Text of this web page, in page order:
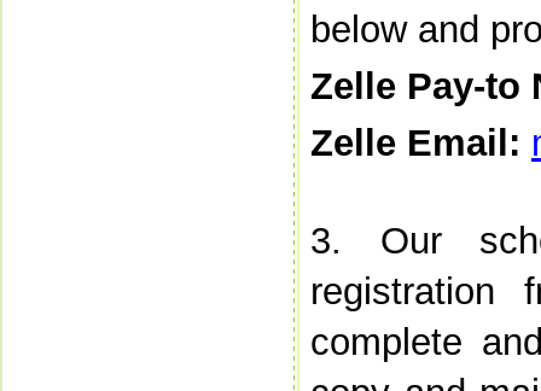
below and
Zelle Pay-to
Zelle Email:
3. Our
registration
complete